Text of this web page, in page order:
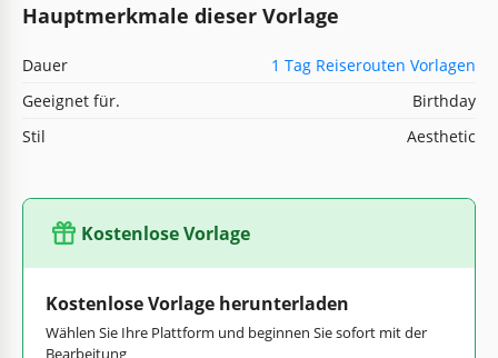
Hauptmerkmale dieser Vorlage
Dauer
1 Tag Reiserouten Vorlagen
Geeignet für.
Birthday
Stil
Aesthetic
Kostenlose Vorlage
Kostenlose Vorlage herunterladen
Wählen Sie Ihre Plattform und beginnen Sie sofort mit der
Bearbeitung